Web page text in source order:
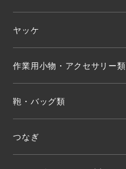
ヤッケ
作業用小物・アクセサリー類
鞄・バッグ類
つなぎ